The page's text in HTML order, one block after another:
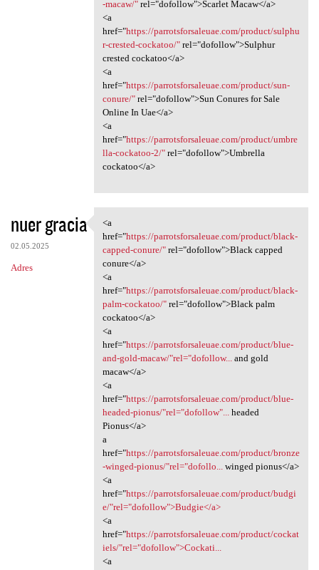
-macaw/"rel="dofollow">Scarlet Macaw</a>
<a
href="https://parrotsforsaleuae.com/product/sulphu
r-crested-cockatoo/"rel="dofollow">Sulphur
crested cockatoo</a>
<a
href="https://parrotsforsaleuae.com/product/sun-
conure/"rel="dofollow">Sun Conures for Sale
Online In Uae</a>
<a
href="https://parrotsforsaleuae.com/product/umbre
lla-cockatoo-2/"rel="dofollow">Umbrella
cockatoo</a>
nuer gracia
02.05.2025
Adres
<a href="https:/
<a
href="https://parrotsforsaleuae.com/product/black-
capped-conure/"rel="dofollow">Black capped
conure</a>
<a
href="https://parrotsforsaleuae.com/product/black-
palm-cockatoo/"rel="dofollow">Black palm
cockatoo</a>
<a
href="https://parrotsforsaleuae.com/product/blue-
and-gold-macaw/"rel="dofollow...
and gold
macaw</a>
<a
href="https://parrotsforsaleuae.com/product/blue-
headed-pionus/"rel="dofollow"...
headed
Pionus</a>
a
href="https://parrotsforsaleuae.com/product/bronze
-winged-pionus/"rel="dofollo...
winged pionus</a>
<a
href="https://parrotsforsaleuae.com/product/budgi
e/"rel="dofollow">Budgie</a>
<a
href="https://parrotsforsaleuae.com/product/cockat
iels/"rel="dofollow">Cockati...
<a